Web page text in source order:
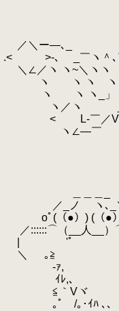
U .└(ヌ.
／＼
.< >-､ _￣ヽ
＼∠／ヽ ヽ~＼
ヽ ヽ ヽ ヽヽ
ヽ ヽ ヽ_」
ヽ／ヽ _/ヽ |
< L-￣／V二
ヽ∠―
／_ノ
oﾟ(（●
／
| ゝ
＼ ｡≧
-ｧ,
ｲﾚ,､
≦｀V
｡ﾟ /｡･ｲﾊ ､